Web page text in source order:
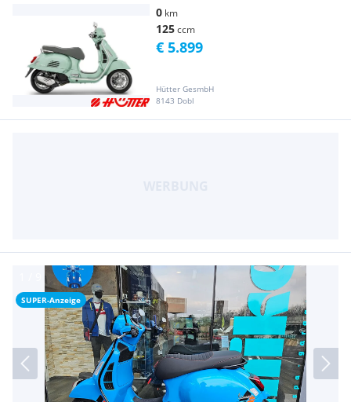
0 km
125ccm
Hütter GesmbH
8143 Dobl
€ 5.899
SUPER-Anzeige